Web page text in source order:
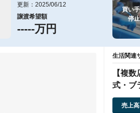
更新：2025/06/12
譲渡希望額
-----万円
買い
停
生活関連
【複
式・ブ
売上高